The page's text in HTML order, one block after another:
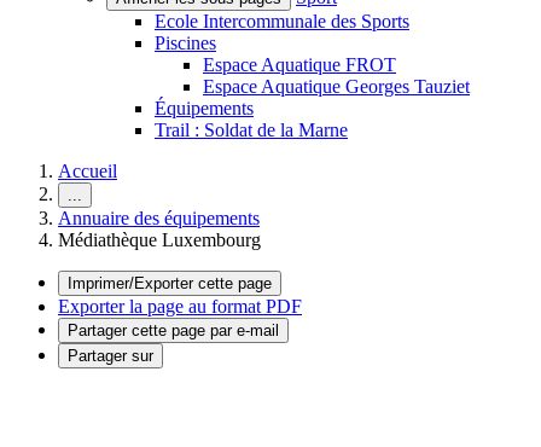
Ecole Intercommunale des Sports
Piscines
Espace Aquatique FROT
Espace Aquatique Georges Tauziet
Équipements
Trail : Soldat de la Marne
Accueil
...
Annuaire des équipements
Médiathèque Luxembourg
Imprimer/Exporter cette page
Exporter la page au format PDF
Partager cette page par e-mail
Partager sur